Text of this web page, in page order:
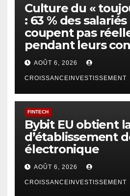
Culture du «
: 63 % des
coupent pas
pendant leurs
AOÛT 6, 2026
CROISSANCEINVESTISSEMENT
FINTECH
Bybit EU obtient
d’établissement
électronique
AOÛT 6, 2026
CROISSANCEINVESTISSEMENT